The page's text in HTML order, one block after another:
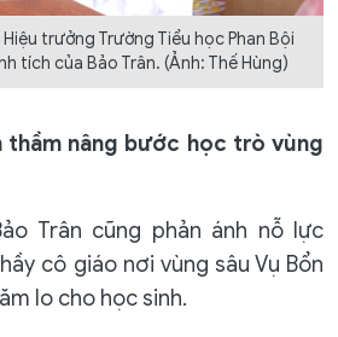
trưởng Trường Tiểu học Phan Bội
tích của Bảo Trân. (Ảnh: Thế Hùng)
thầm nâng bước học trò vùng
Trân cũng phản ánh nỗ lực
cô giáo nơi vùng sâu Vụ Bổn
lo cho học sinh.